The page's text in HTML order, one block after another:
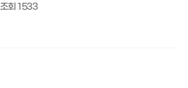
조회1533